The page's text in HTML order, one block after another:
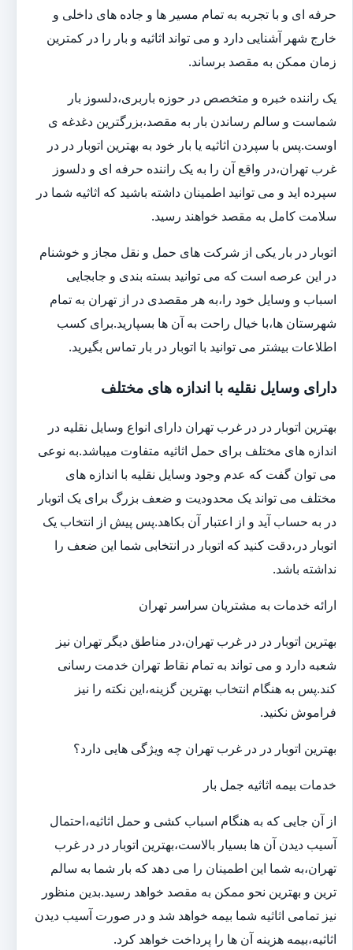
حرفه ای و با تجربه به تمام مسیر ها و جاده های داخلی و
خارج شهر آشنایی دارد و می تواند اثاثیه و بار را در کمترین
زمان ممکن به مقصد برساند.
یک راننده خبره و متخصص در حوزه باربری،دلسوز بار
شماست و سالم رساندن بار به مقصد،بزرگترین دغدغه ی
اوست.پس با سپردن اثاثیه یا بار خود به بهترین اتوبار در در
غرب تهران،در واقع آن را به یک راننده حرفه ای و دلسوز
سپرده اید و می توانید اطمینان داشته باشید که اثاثیه شما در
سلامت کامل به مقصد خواهند رسید.
اتوبار در بار یکی از شرکت های حمل و نقل مجاز و خوشنام
در این عرصه است که می توانید بسته بندی و جابجایی
اسباب و وسایل خود را،به هر مقصدی در از تهران به تمام
شهرستان ها،با خیال راحت به آن ها بسپارید.برای کسب
اطلاعات بیشتر می توانید با اتوبار در بار تماس بگیرید.
دارای وسایل نقلیه با اندازه های مختلف
بهترین اتوبار در در غرب تهران دارای انواع وسایل نقلیه در
اندازه های مختلف برای حمل اثاثیه متفاوت می‎باشد.به نوعی
می توان گفت که عدم وجود وسایل نقلیه با اندازه های
مختلف می تواند یک محدودیت و ضعف بزرگ برای یک اتوبار
در به حساب آید و از اعتبار آن بکاهد.پس پیش از انتخاب یک
اتوبار در،دقت کنید که اتوبار در انتخابی شما این ضعف را
نداشته باشد.
ارائه خدمات به مشتریان سراسر تهران
بهترین اتوبار در در غرب تهران،در مناطق دیگر تهران نیز
شعبه دارد و می تواند به تمام نقاط تهران خدمت رسانی
کند.پس به هنگام انتخاب بهترین گزینه،این نکته را نیز
فراموش نکنید.
بهترین اتوبار در در غرب تهران چه ویژگی هایی دارد؟
خدمات بیمه اثاثیه جمل بار
از آن جایی که به هنگام اسباب کشی و حمل اثاثیه،احتمال
آسیب دیدن آن ها بسیار بالاست،بهترین اتوبار در در غرب
تهران،به شما این اطمینان را می دهد که بار شما به سالم
ترین و بهترین نحو ممکن به مقصد خواهد رسید.بدین منظور
نیز تمامی اثاثیه شما بیمه خواهد شد و در صورت آسیب دیدن
اثاثیه،بیمه هزینه آن ها را پرداخت خواهد کرد.